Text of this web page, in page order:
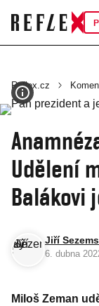
Reflex.cz
Udělení
Balákovi
Jiří
6. dubna
Miloš Zeman